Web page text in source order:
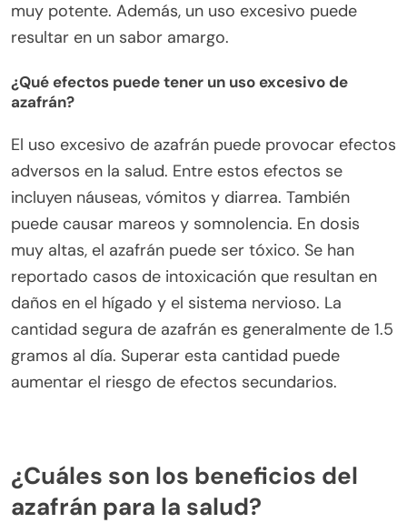
muy potente. Además, un uso excesivo puede
resultar en un sabor amargo.
¿Qué efectos puede tener un uso excesivo de
azafrán?
El uso excesivo de azafrán puede provocar efectos
adversos en la salud. Entre estos efectos se
incluyen náuseas, vómitos y diarrea. También
puede causar mareos y somnolencia. En dosis
muy altas, el azafrán puede ser tóxico. Se han
reportado casos de intoxicación que resultan en
daños en el hígado y el sistema nervioso. La
cantidad segura de azafrán es generalmente de 1.5
gramos al día. Superar esta cantidad puede
aumentar el riesgo de efectos secundarios.
¿Cuáles son los beneficios del
azafrán para la salud?